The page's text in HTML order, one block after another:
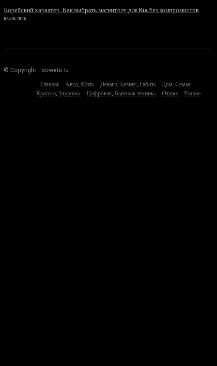
Корейский характер: Как выбрать магнитолу для Kia без компромиссов
03.08.2026
© Copyright - sowetu.ru
Главная
Авто, Мото Деньги, Бизнес, Работа
Дом, Семья
Красота, Здоровье
Цифровая, Бытовая техника Отдых Разное